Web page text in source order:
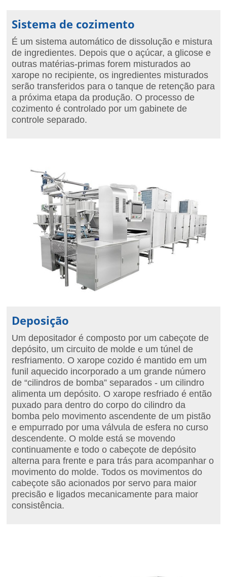
Sistema de cozimento
É um sistema automático de dissolução e mistura
de ingredientes. Depois que o açúcar, a glicose e
outras matérias-primas forem misturados ao
xarope no recipiente, os ingredientes misturados
serão transferidos para o tanque de retenção para
a próxima etapa da produção. O processo de
cozimento é controlado por um gabinete de
controle separado.
Deposição
Um depositador é composto por um cabeçote de
depósito, um circuito de molde e um túnel de
resfriamento. O xarope cozido é mantido em um
funil aquecido incorporado a um grande número
de “cilindros de bomba” separados - um cilindro
alimenta um depósito. O xarope resfriado é então
puxado para dentro do corpo do cilindro da
bomba pelo movimento ascendente de um pistão
e empurrado por uma válvula de esfera no curso
descendente. O molde está se movendo
continuamente e todo o cabeçote de depósito
alterna para frente e para trás para acompanhar o
movimento do molde. Todos os movimentos do
cabeçote são acionados por servo para maior
precisão e ligados mecanicamente para maior
consistência.